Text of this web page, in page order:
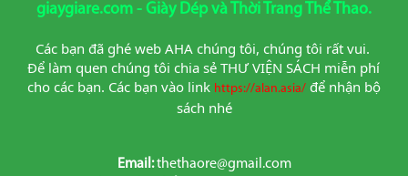
giaygiare.com - Giày Dép và Thời Trang Thể Thao.
Các bạn đã ghé web AHA chúng tôi, chúng tôi rất vui.
Để làm quen chúng tôi chia sẻ THƯ VIỆN SÁCH miễn phí
cho các bạn. Các bạn vào link https://alan.asia/ để nhận bộ
sách nhé
Email:thethaore@gmail.com